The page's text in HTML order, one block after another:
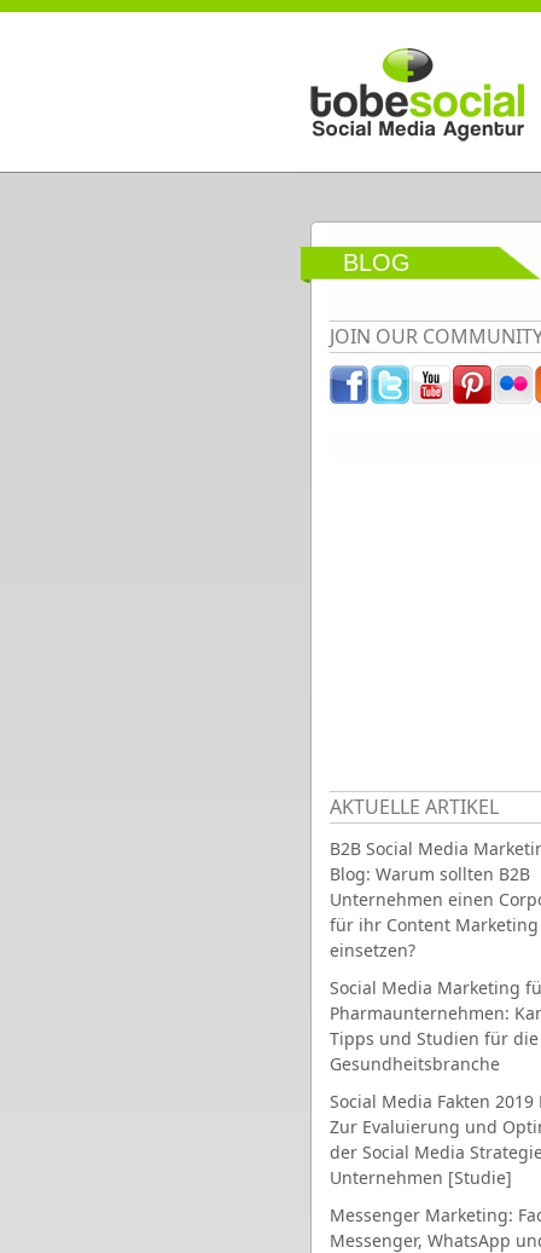
Direkt zum Inhalt
BLOG
JOIN OUR
AKTUELLE ARTIKEL
B2B Social Media
Blog: Warum sollten B2B
Unternehmen einen
für ihr Content Marketing
einsetzen?
Social Media Marketing
Pharmaunternehmen:
Tipps und Studien für die
Gesundheitsbranche
Social Media Fakten 2019
Zur Evaluierung und
der Social Media
Unternehmen [Studie]
Messenger Marketing:
Messenger, WhatsApp